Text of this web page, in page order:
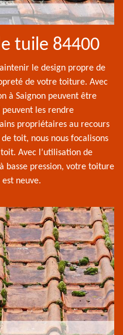
tuile 84400
le design propre de
de votre toiture. Avec
à Saignon peuvent être
peuvent les rendre
propriétaires au recours
toit, nous nous focalisons
Avec l’utilisation de
basse pression, votre toiture
neuve.